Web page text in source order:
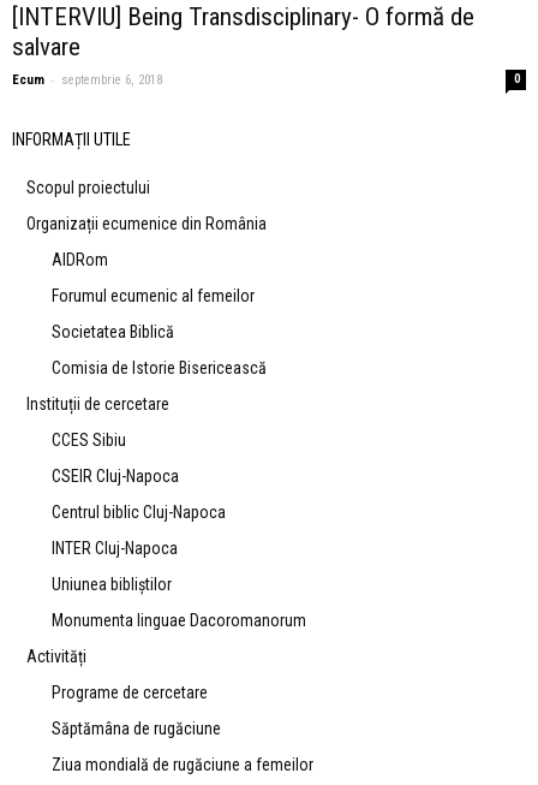
[INTERVIU] Being Transdisciplinary- O formă de
salvare
Ecum - septembrie 6, 2018 0
INFORMAȚII UTILE
Scopul proiectului
Organizații ecumenice din România
AIDRom
Forumul ecumenic al femeilor
Societatea Biblică
Comisia de Istorie Bisericească
Instituții de cercetare
CCES Sibiu
CSEIR Cluj-Napoca
Centrul biblic Cluj-Napoca
INTER Cluj-Napoca
Uniunea bibliştilor
Monumenta linguae Dacoromanorum
Activități
Programe de cercetare
Săptămâna de rugăciune
Ziua mondială de rugăciune a femeilor